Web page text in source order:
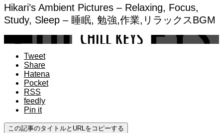
Hikari’s Ambient Pictures – Relaxing, Focus,
Study, Sleep – 睡眠, 勉強,作業,リラックスBGM
Tweet
Share
Hatena
Pocket
RSS
feedly
Pin it
この記事のタイトルとURLをコピーする